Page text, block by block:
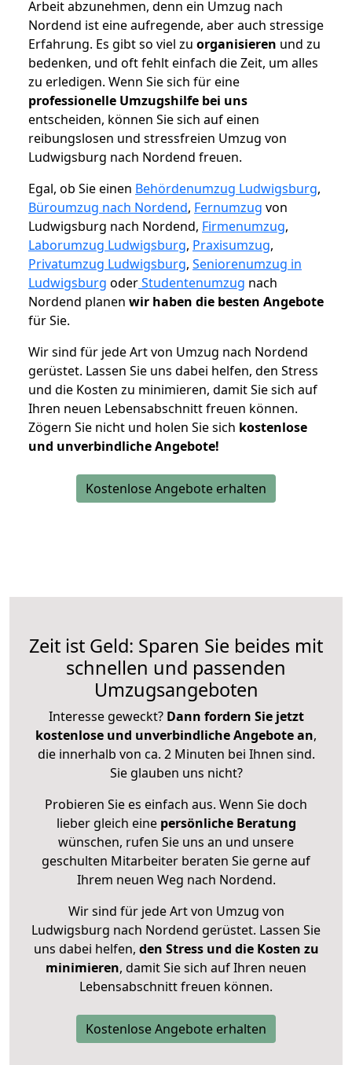
Arbeit abzunehmen, denn ein Umzug nach
Nordend ist eine aufregende, aber auch stressige
Erfahrung. Es gibt so viel zu organisieren und zu
bedenken, und oft fehlt einfach die Zeit, um alles
zu erledigen. Wenn Sie sich für eine
professionelle Umzugshilfe bei uns
entscheiden, können Sie sich auf einen
reibungslosen und stressfreien Umzug von
Ludwigsburg nach Nordend freuen.
Egal, ob Sie einen Behördenumzug Ludwigsburg,
Büroumzug nach Nordend, Fernumzug von
Ludwigsburg nach Nordend, Firmenumzug,
Laborumzug Ludwigsburg, Praxisumzug,
Privatumzug Ludwigsburg, Seniorenumzug in
Ludwigsburg oderStudentenumzug nach
Nordend planen wir haben die besten Angebote
für Sie.
Wir sind für jede Art von Umzug nach Nordend
gerüstet. Lassen Sie uns dabei helfen, den Stress
und die Kosten zu minimieren, damit Sie sich auf
Ihren neuen Lebensabschnitt freuen können.
Zögern Sie nicht und holen Sie sich kostenlose
und unverbindliche Angebote!
Kostenlose Angebote erhalten
Zeit ist Geld: Sparen Sie beides mit
schnellen und passenden
Umzugsangeboten
Interesse geweckt? Dann fordern Sie jetzt
kostenlose und unverbindliche Angebote an,
die innerhalb von ca. 2 Minuten bei Ihnen sind.
Sie glauben uns nicht?
Probieren Sie es einfach aus. Wenn Sie doch
lieber gleich eine persönliche Beratung
wünschen, rufen Sie uns an und unsere
geschulten Mitarbeiter beraten Sie gerne auf
Ihrem neuen Weg nach Nordend.
Wir sind für jede Art von Umzug von
Ludwigsburg nach Nordend gerüstet. Lassen Sie
uns dabei helfen, den Stress und die Kosten zu
minimieren, damit Sie sich auf Ihren neuen
Lebensabschnitt freuen können.
Kostenlose Angebote erhalten